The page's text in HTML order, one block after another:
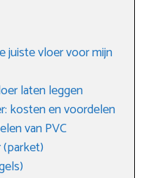
juiste vloer voor mijn
laten leggen
kosten en voordelen
van PVC